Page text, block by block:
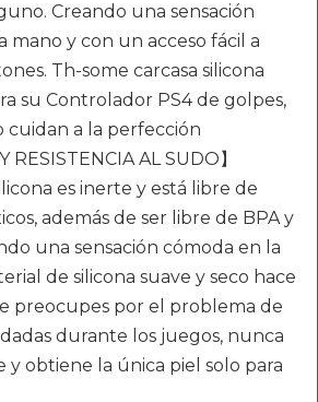
Creando una sensación
mano y con un acceso fácil a
Th-some carcasa silicona
su Controlador PS4 de golpes,
cuidan a la perfección
RESISTENCIA AL SUDO】
es inerte y está libre de
además de ser libre de BPA y
una sensación cómoda en la
de silicona suave y seco hace
preocupes por el problema de
durante los juegos, nunca
y obtiene la única piel solo para